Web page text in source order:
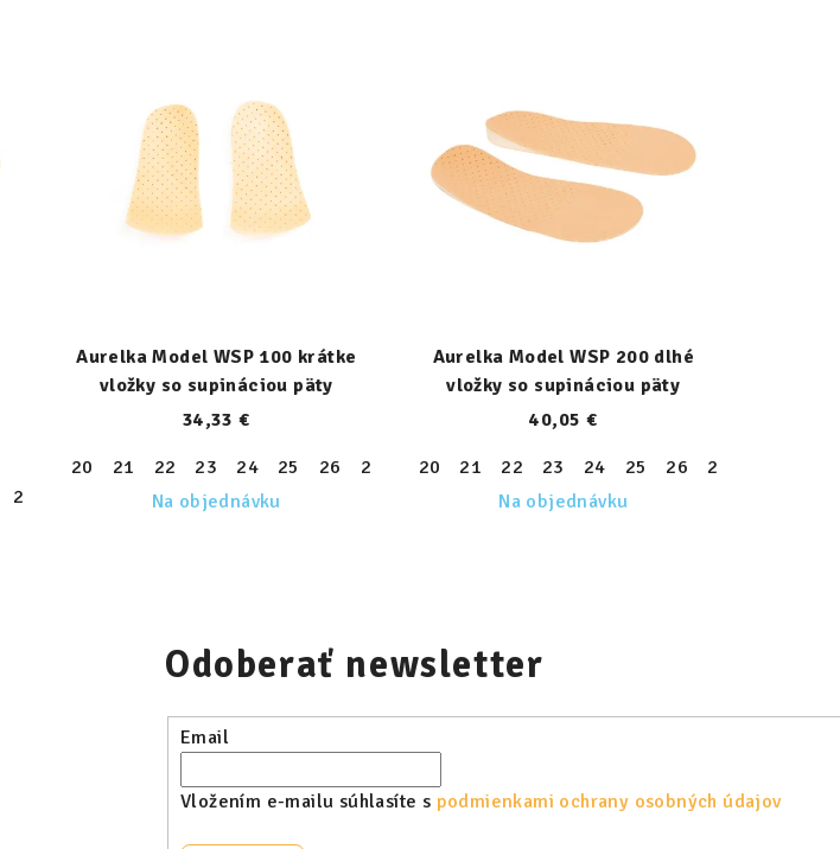
35
39
27 30 31 32 33
Aurelka Model WSP 100 krátke
vložky so supináciou päty
34,33 €
20
21 22 23 24 25 26 27 28 29 30 31 32 33 34 35
Na objednávku
Aurelka Model WSP 200 dlhé
vložky so supináciou päty
40,05 €
20
21 22 23 24 25 26 27
Na objednávku
Odoberať newsletter
Email
Vložením e-mailu súhlasíte s podmienkami ochrany osobných údajov